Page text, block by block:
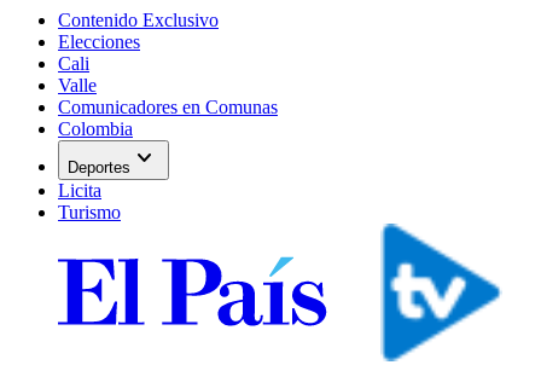
Contenido Exclusivo
Elecciones
Cali
Valle
Comunicadores en Comunas
Colombia
Deportes expand_more
Licita
Turismo